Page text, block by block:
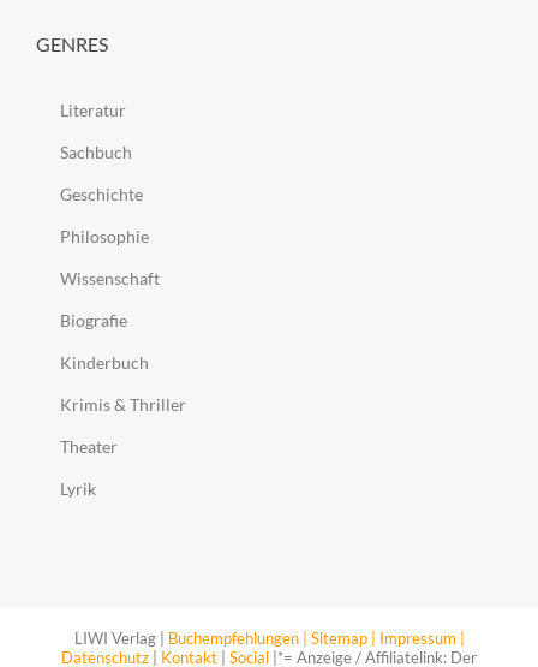
GENRES
Literatur
Sachbuch
Geschichte
Philosophie
Wissenschaft
Biografie
Kinderbuch
Krimis & Thriller
Theater
Lyrik
LIWI Verlag | Buchempfehlungen | Sitemap | Impressum |
Datenschutz
Kontakt Social |*= Anzeige / Affiliatelink: Der